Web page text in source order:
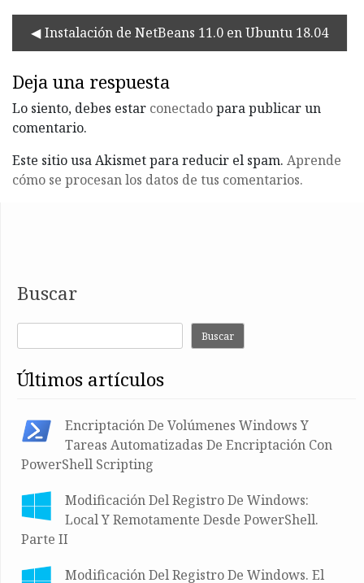
Instalación de NetBeans 11.0 en Ubuntu 18.04
Deja una respuesta
Lo siento, debes estar conectadopara publicar un
comentario.
Este sitio usa Akismet para reducir el spam. Aprende
cómo se procesan los datos de tus comentarios.
Buscar
Buscar
últimos artículos
Encriptación De Volúmenes Windows Y
Tareas Automatizadas De Encriptación Con
PowerShell Scripting
Modificación Del Registro De Windows:
Local Y Remotamente Desde PowerShell.
Parte II
Modificación Del Registro De Windows. El